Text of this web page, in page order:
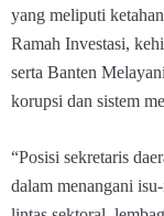
yang meliputi
Ramah Investasi,
serta Banten
korupsi dan sistem
“Posisi sekretaris
dalam menangani